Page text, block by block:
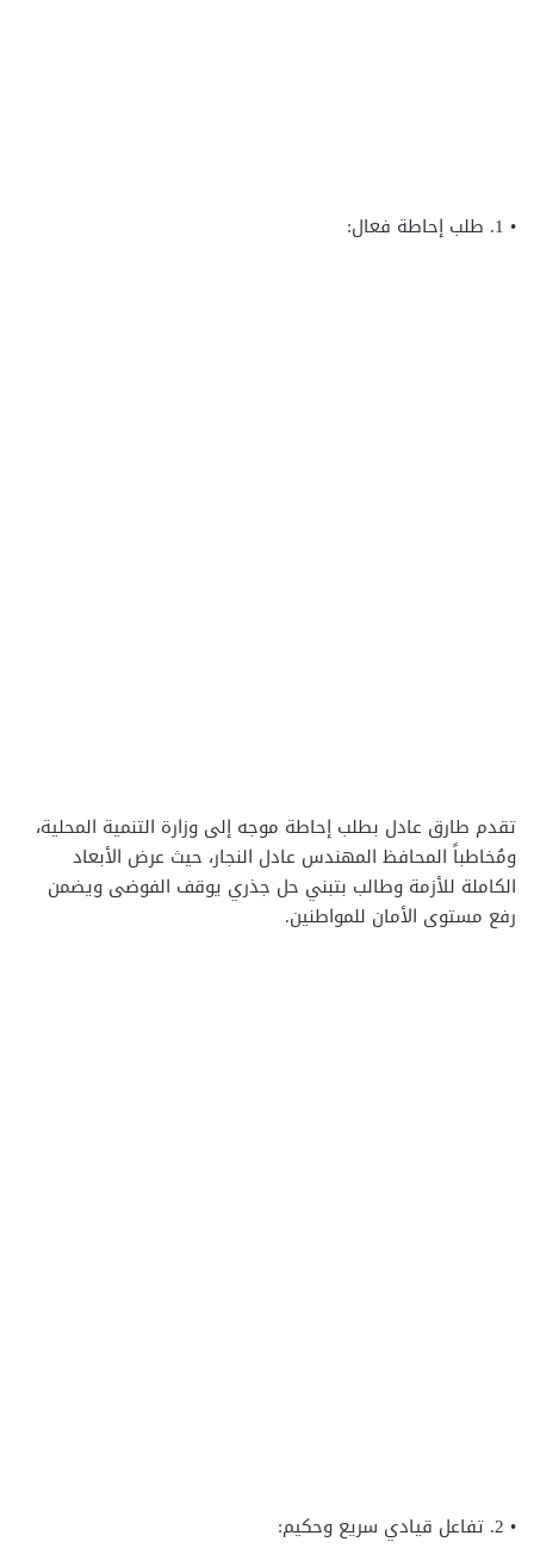
• 1. طلب إحاطة فعال:
تقدم طارق عادل بطلب إحاطة موجه إلى وزارة التنمية المحلية،
ومُخاطباً المحافظ المهندس عادل النجار، حيث عرض الأبعاد
الكاملة للأزمة وطالب بتبني حل جذري يوقف الفوضى ويضمن
رفع مستوى الأمان للمواطنين.
• 2. تفاعل قيادي سريع وحكيم: